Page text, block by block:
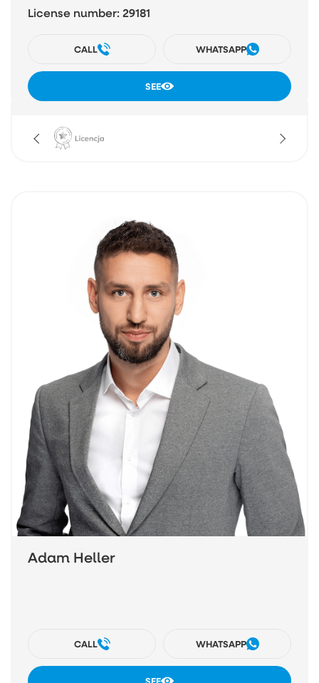
License number: 29181
CALL WHATSAPP
SEE
Adam Heller
CALL WHATSAPP